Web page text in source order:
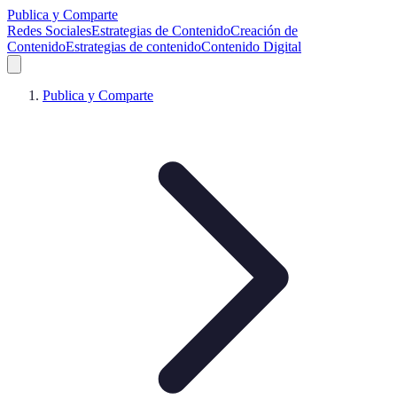
Publica y Comparte
Redes SocialesEstrategias de ContenidoCreación de
ContenidoEstrategias de contenidoContenido Digital
Publica y Comparte